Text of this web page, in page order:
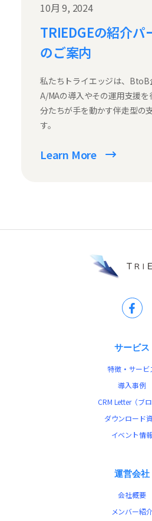
10月 9, 2024
TRIEDGEの紹介
のご案内
私たちトライエッジは、BtoB
A/MAの導入やその運用支援
分たちが手を動かす伴走型の
す。
Learn More
サービス
特徴・サービ
導入事例
CRM Letter（ブロ
ダウンロード
イベント情
運営会社
会社概要
メンバー紹介